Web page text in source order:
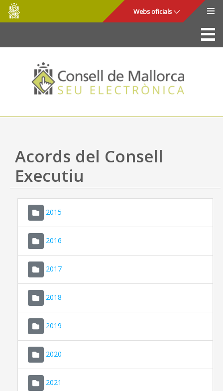
Salta al contingut principal
Consell
de
Mallorca
Webs oficials
La Seu
Consell de Mallorca
Accés i seguretat
Utilitats
Ajuda
Acords del Consell
Executiu
2015
2016
2017
2018
2019
2020
2021